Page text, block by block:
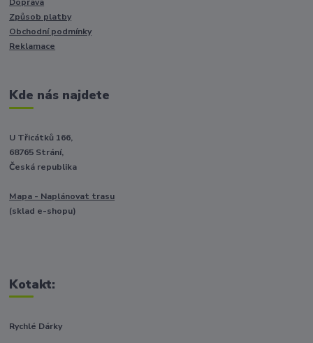
Doprava
Způsob platby
Obchodní podmínky
Reklamace
Kde nás najdete
U Třicátků 166,
68765 Strání,
Česká republika
Mapa - Naplánovat trasu
(sklad e-shopu)
Kotakt:
Rychlé Dárky